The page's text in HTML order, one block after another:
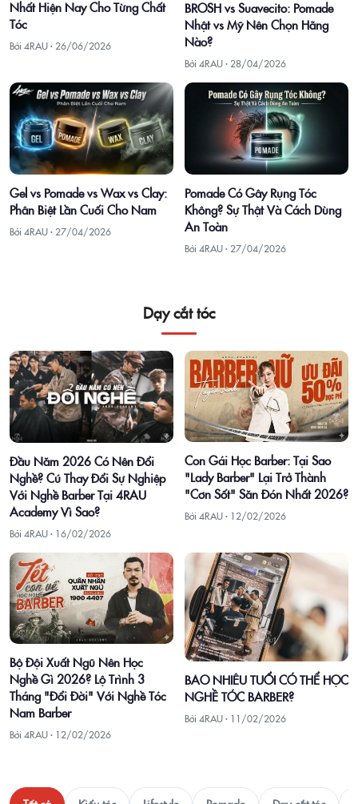
Nhất Hiện Nay Cho Từng Chất
Tóc
Bởi 4RAU · 26/06/2026
BROSH vs Suavecito: Pomade
Nhật vs Mỹ Nên Chọn Hãng
Nào?
Bởi 4RAU · 28/04/2026
Gel vs Pomade vs Wax vs Clay:
Phân Biệt Lần Cuối Cho Nam
Bởi 4RAU · 27/04/2026
Pomade Có Gây Rụng Tóc
Không? Sự Thật Và Cách Dùng
An Toàn
Bởi 4RAU · 27/04/2026
Dạy cắt tóc
Đầu Năm 2026 Có Nên Đổi
Nghề? Cú Thay Đổi Sự Nghiệp
Với Nghề Barber Tại 4RAU
Academy Vì Sao?
Bởi 4RAU · 16/02/2026
Con Gái Học Barber: Tại Sao
"Lady Barber" Lại Trở Thành
"Cơn Sốt" Săn Đón Nhất 2026?
Bởi 4RAU · 12/02/2026
Bộ Đội Xuất Ngũ Nên Học
Nghề Gì 2026? Lộ Trình 3
Tháng "Đổi Đời" Với Nghề Tóc
Nam Barber
Bởi 4RAU · 12/02/2026
BAO NHIÊU TUỔI CÓ THỂ HỌC
NGHỀ TÓC BARBER?
Bởi 4RAU · 11/02/2026